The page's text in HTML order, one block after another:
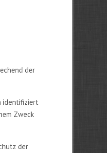
der
identifiziert
Zweck
der